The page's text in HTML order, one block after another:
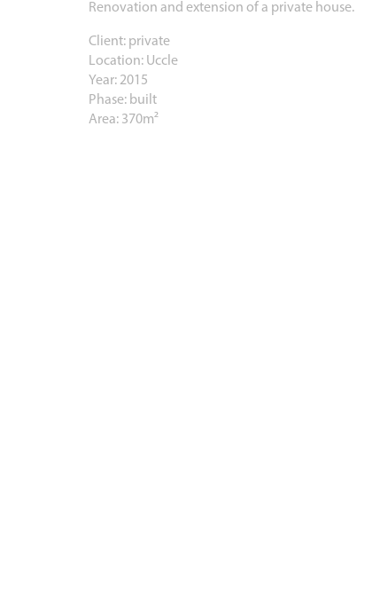
Renovation and extension of a private house.
Client: private
Location: Uccle
Year: 2015
Phase: built
Area: 370m²